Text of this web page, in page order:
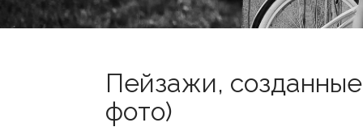
Пейзажи,
фото)